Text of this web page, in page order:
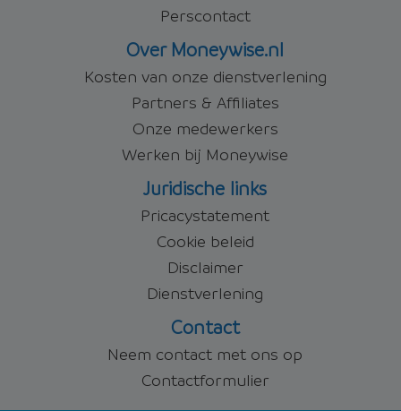
Perscontact
Over Moneywise.nl
Kosten van onze dienstverlening
Partners & Affiliates
Onze medewerkers
Werken bij Moneywise
Juridische links
Pricacystatement
Cookie beleid
Disclaimer
Dienstverlening
Contact
Neem contact met ons op
Contactformulier